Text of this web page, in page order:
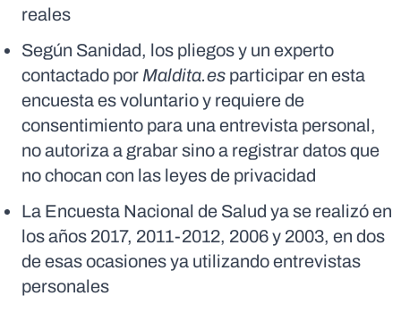
reales
Según Sanidad, los pliegos y un experto
contactado por Maldita.es participar en esta
encuesta es voluntario y requiere de
consentimiento para una entrevista personal,
no autoriza a grabar sino a registrar datos que
no chocan con las leyes de privacidad
La Encuesta Nacional de Salud ya se realizó en
los años 2017, 2011-2012, 2006 y 2003, en dos
de esas ocasiones ya utilizando entrevistas
personales